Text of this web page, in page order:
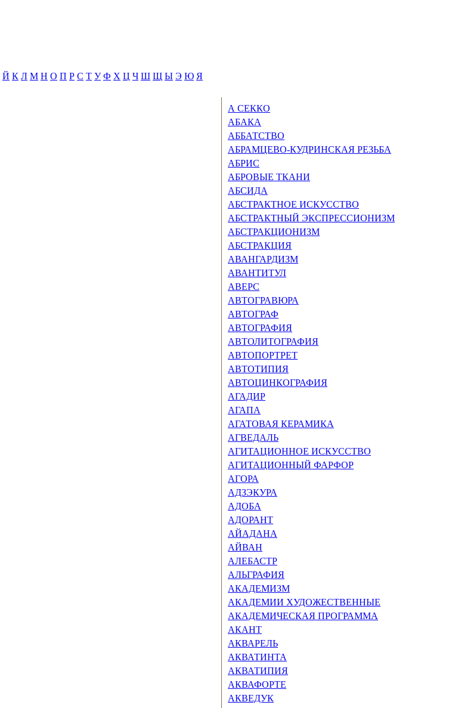
Й К Л М Н О П Р С Т У Ф Х Ц Ч Ш Щ Ы Э Ю Я
А СЕККО
АБАКА
АББАТСТВО
АБРАМЦЕВО-КУДРИНСКАЯ РЕЗЬБА
АБРИС
АБРОВЫЕ ТКАНИ
АБСИДА
АБСТРАКТНОЕ ИСКУССТВО
АБСТРАКТНЫЙ ЭКСПРЕССИО­НИЗМ
АБСТРАКЦИОНИЗМ
АБСТРАКЦИЯ
АВАНГАРДИЗМ
АВАНТИТУЛ
АВЕРС
АВТОГРАВЮРА
АВТОГРАФ
АВТОГРАФИЯ
АВТОЛИТОГРАФИЯ
АВТОПОРТРЕТ
АВТОТИПИЯ
АВТОЦИНКОГРАФИЯ
АГАДИР
АГАПА
АГАТОВАЯ КЕРАМИКА
АГВЕДАЛЬ
АГИТАЦИОННОЕ ИСКУССТВО
АГИТАЦИОННЫЙ ФАРФОР
АГОРА
АДЗЭКУРА
АДОБА
АДОРАНТ
АЙАДАНА
АЙВАН
АЛЕБАСТР
АЛЬГРАФИЯ
АКАДЕМИЗМ
АКАДЕМИИ ХУДОЖЕСТВЕННЫЕ
АКАДЕМИЧЕСКАЯ ПРОГРАМ­МА
АКАНТ
АКВАРЕЛЬ
АКВАТИНТА
АКВАТИПИЯ
АКВАФОРТЕ
АКВЕДУК